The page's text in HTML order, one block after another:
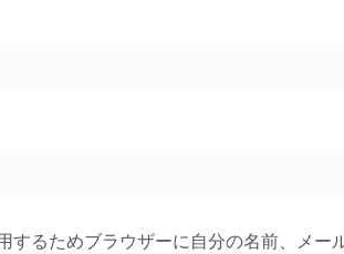
するためブラウザーに自分の名前、メー